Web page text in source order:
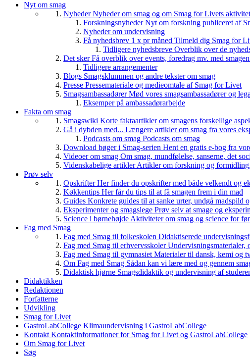
Nyt om smag
NyhederNyheder om smag og om Smag for Livets
ForskningsnyhederNyt om forskning publiceret af
Nyheder om undervisning
Få nyhedsbrev 1 x pr måned Tilmeld dig Smag for
Tidligere nyhedsbreve Overblik over de
Det skerFå overblik over events, foredrag mv. med
Tidligere arrangementer
Blogs Smagsklummen og andre tekster om smag
Presse Pressemateriale og medieomtale af Smag for Livet
SmagsambassadørerMød vores smagsambassadører og
Eksemper på ambassadørarbejde
Fakta om smag
Smagswiki Korte faktaartikler om smagens forskellige
Gå i dybden med... Længere artikler om smag fra vores
Podcasts om smag Podcasts om smag
Download bøger i Smag-serien Hent en gratis e-bog fra
Videoer om smag Om smag, mundfølelse, sanserne, det
Videnskabelige artiklerArtikler om forskning og
Prøv selv
OpskrifterHer finder du opskrifter med både velkendt og
Køkkentips Her får du tips til at få smagen frem i din mad
Guides Konkrete guides til at sanke urter, undgå madspild
Eksperimenter og smagslege Prøv selv at smage og
Science i børnehøjde Aktiviteter om smag og science for
Fag med Smag
Fag med Smag til folkeskolen Didaktiserede
Fag med Smag til erhvervsskolerUndervisningsmaterialer,
Fag med Smag til gymnasiet Materialer til dansk, kemi og
Om Fag med Smag Sådan kan vi lære med og gennem
Didaktisk hjørne Smagsdidaktik og undervisning af
Didaktikken
Redaktionen
Forfatterne
Udvikling
Smag for Livet
GastroLabCollege Klimaundervisning i GastroLabCollege
Kontakt Kontaktinformationer for Smag for Livet og GastroLabCollege
Om Smag for Livet
Søg